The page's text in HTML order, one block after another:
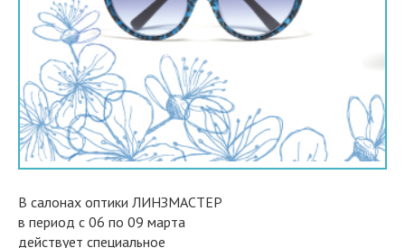
В салонах оптики ЛИНЗМАСТЕР
в период с 06 по 09 марта
действует специальное